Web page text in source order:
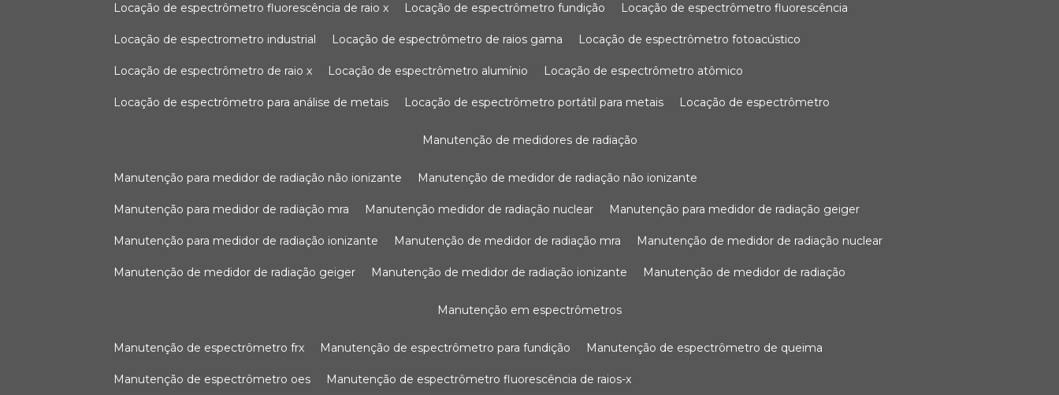
locação de espectrômetro fluorescência de raio x locação de espectrômetro fundição locação de espectrômetro fluorescência
locação de espectrometro industrial locação de espectrômetro de raios gama locação de espectrômetro fotoacústico
locação de espectrômetro de raio x locação de espectrômetro alumínio locação de espectrômetro atômico
locação de espectrômetro para análise de metais locação de espectrômetro portátil para metais locação de espectrômetro
manutenção de medidores de radiação
manutenção para medidor de radiação não ionizante manutenção de medidor de radiação não ionizante
manutenção para medidor de radiação mra manutenção medidor de radiação nuclear manutenção para medidor de radiação geiger
manutenção para medidor de radiação ionizante manutenção de medidor de radiação mra manutenção de medidor de radiação nuclear
manutenção de medidor de radiação geiger manutenção de medidor de radiação ionizante manutenção de medidor de radiação
manutenção em espectrômetros
manutenção de espectrômetro frx manutenção de espectrômetro para fundição manutenção de espectrômetro de queima
manutenção de espectrômetro oes manutenção de espectrômetro fluorescência de raios-x